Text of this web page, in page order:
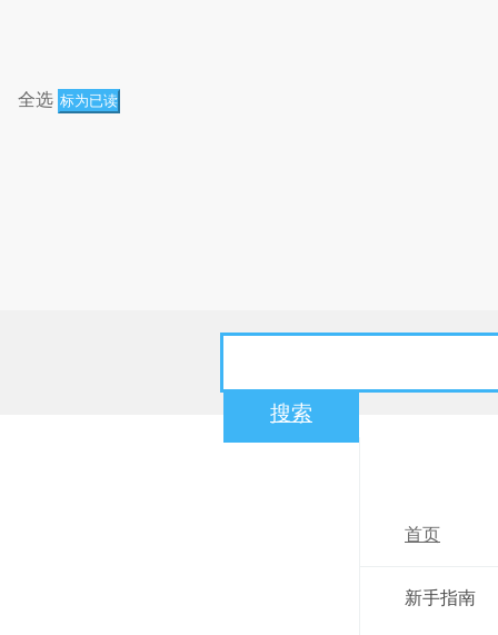
全选 标为已读
搜索
首页
新手指南